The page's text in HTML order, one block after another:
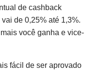
de cashback
de 0,25% até 1,3%.
você ganha e vice-